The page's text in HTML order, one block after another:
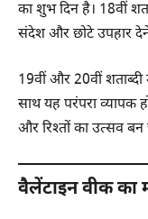
का शुभ दिन है। 18वीं
संदेश और छोटे उपहार
19वीं और 20वीं
साथ यह परंपरा व्यापक
और रिश्तों का उत्सव बन
वैलेंटाइन वीक का